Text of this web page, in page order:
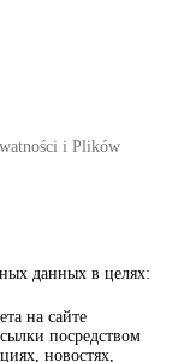
i Plików
данных в целях:
на сайте
посредством
новостях,